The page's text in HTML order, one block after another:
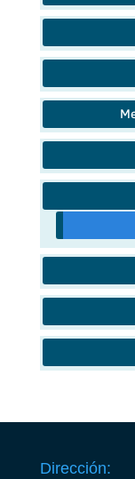
Dirección: